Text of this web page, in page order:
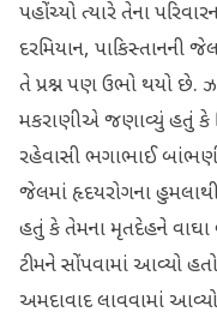
પહોંચ્યો ત્યારે તેના
દરમિયાન, પાકિસ્તાનની
તે પ્રશ્ન પણ ઉભો થયો છે.
મકરાણીએ જણાવ્યું હતું કે
રહેવાસી ભગાભાઈ
જેલમાં હૃદયરોગના
હતું કે તેમના મૃતદેહને વાઘા
ટીમને સોંપવામાં આવ્યો
અમદાવાદ લાવવામાં